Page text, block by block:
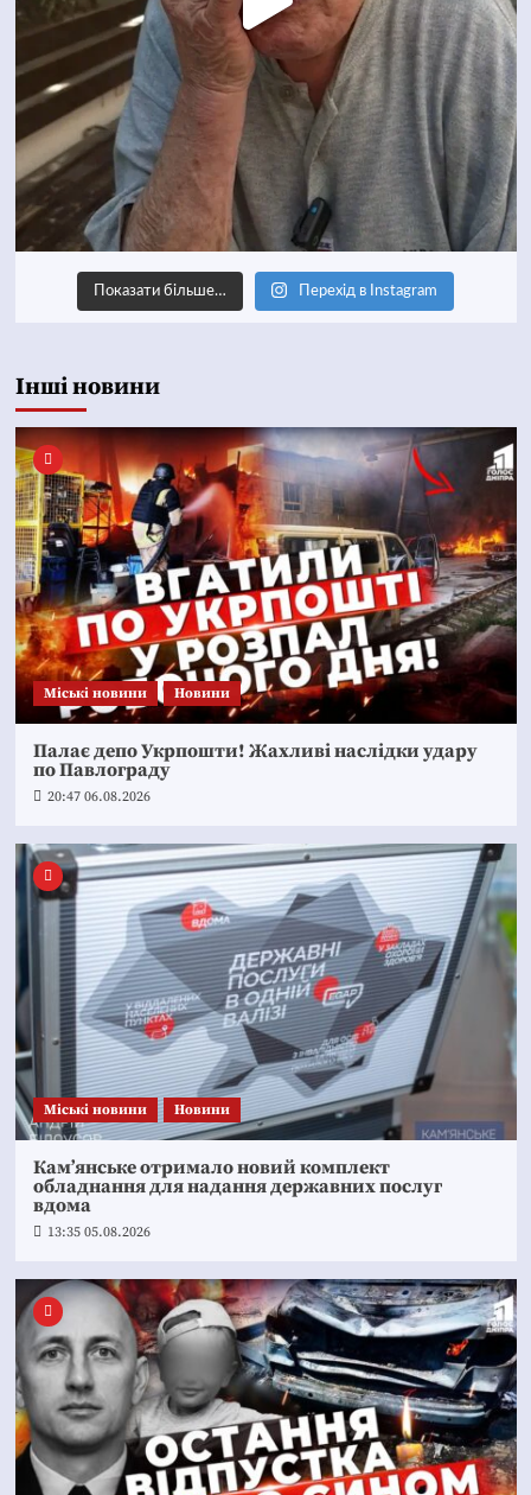
Показати більше… Перехід в Instagram
Інші новини
Mіські новини Новини
Палає депо Укрпошти! Жахливі наслідки удару
по Павлограду
20:47 06.08.2026
Mіські новини Новини
Кам’янське отримало новий комплект
обладнання для надання державних послуг
вдома
13:35 05.08.2026